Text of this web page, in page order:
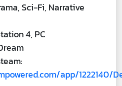
Sci-Fi, Narrative
4, PC
app/1222140/